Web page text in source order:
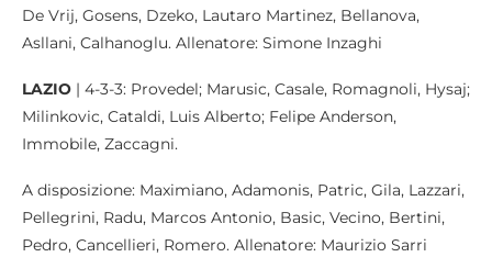
De Vrij, Gosens, Dzeko, Lautaro Martinez, Bellanova,
Asllani, Calhanoglu. Allenatore: Simone Inzaghi
LAZIO | 4-3-3: Provedel; Marusic, Casale, Romagnoli, Hysaj;
Milinkovic, Cataldi, Luis Alberto; Felipe Anderson,
Immobile, Zaccagni.
A disposizione: Maximiano, Adamonis, Patric, Gila, Lazzari,
Pellegrini, Radu, Marcos Antonio, Basic, Vecino, Bertini,
Pedro, Cancellieri, Romero. Allenatore: Maurizio Sarri